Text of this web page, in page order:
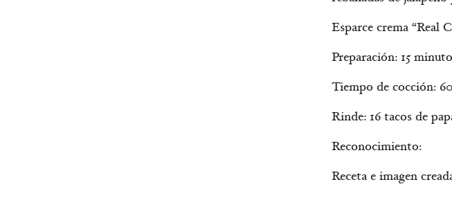
Esparce crema “Real
Preparación: 15
Tiempo de cocción:
Rinde: 16 tacos de
Reconocimiento:
Receta e imagen